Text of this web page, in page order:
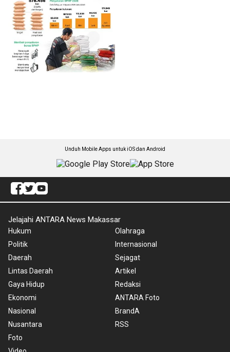
Unduh Mobile Apps untuk iOS dan Android
Jelajahi ANTARA News Makassar
Hukum
Politik
Daerah
Lintas Daerah
Gaya Hidup
Ekonomi
Nasional
Nusantara
Foto
Olahraga
Internasional
Sejagat
Artikel
Redaksi
ANTARA Foto
BrandA
RSS